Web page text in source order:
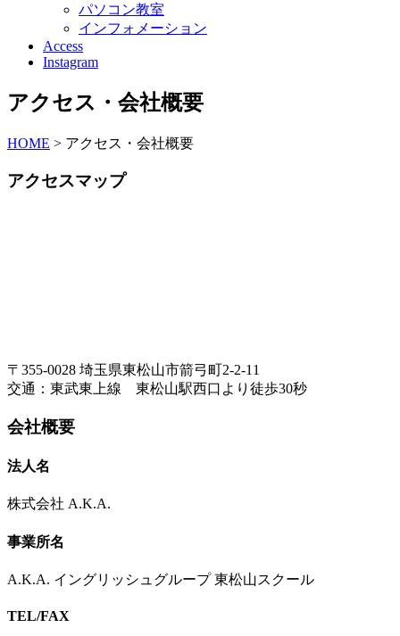
パソコン教室
インフォメーション
Access
Instagram
アクセス・会社概要
HOME > アクセス・会社概要
アクセスマップ
〒355-0028 埼玉県東松山市箭弓町2-2-11
交通：東武東上線 東松山駅西口より徒歩30秒
会社概要
法人名
株式会社 A.K.A.
事業所名
A.K.A. イングリッシュグループ 東松山スクール
TEL/FAX